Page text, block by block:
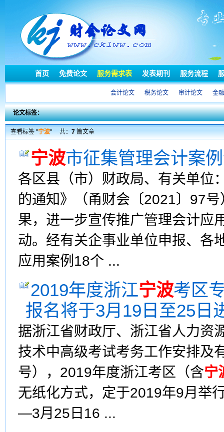
首页 免费论文 服务需求表 发表期刊 服务流程
会计论文 税务论文 审计论文 金
论文标签：
查看标签 "宁波" 共：7篇文章
宁波市征集管理会计案
各区县（市）财政局、有关单位
的通知》（甬财会〔2021〕97
果，进一步宣传推广管理会计应
动。经有关企事业单位申报、各
应用案例18个 ...
2019年度浙江宁波考区
报名将于3月19日至25日
据浙江省财政厅、浙江省人力资
技术中高级考试考务工作安排及
号），2019年度浙江考区（含宁
无纸化方式，定于2019年9月举
—3月25日16 ...